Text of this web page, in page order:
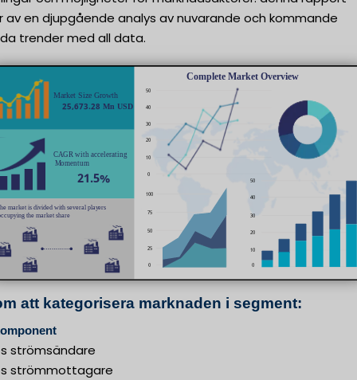
av en djupgående analys av nuvarande och kommande
trender med all data.
att kategorisera marknaden i segment:
strömsändare
strömmottagare